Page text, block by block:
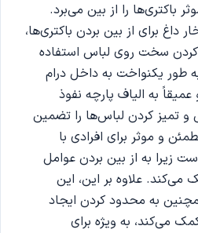
باکتری‌ها را از بین می‌برد.
داغ برای از بین بردن باکتری‌ها،
سخت روی لباس استفاده
طور یکنواخت به داخل درام
به الیاف پارچه نفوذ
تمیز کردن لباس‌ها را تضمین
و موثر برای افرادی با
به از بین بردن عوامل
علاوه بر این، این
به محدود کردن ایجاد
می‌کند، به ویژه برای